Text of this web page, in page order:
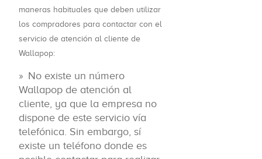
maneras habituales que deben utilizar
los compradores para contactar con el
servicio de atención al cliente de
Wallapop:
No existe un número
Wallapop de atención al
cliente, ya que la empresa no
dispone de este servicio vía
telefónica. Sin embargo, sí
existe un teléfono donde es